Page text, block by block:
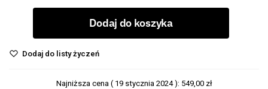
Dodaj do koszyka
Dodaj do listy życzeń
Najniższa cena (19 stycznia 2024): 549,00 zł